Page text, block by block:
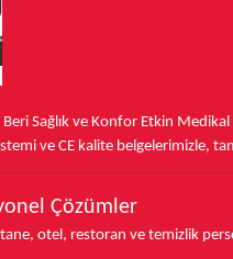
Sağlık ve Konfor Etkin
ve CE kalite belgelerimizle,
Çözümler
otel, restoran ve temizlik